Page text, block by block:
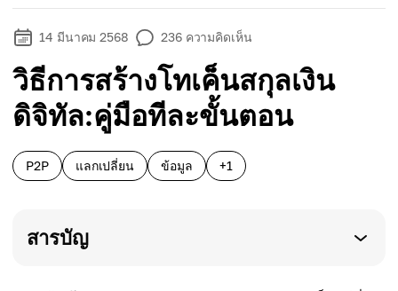
14 มีนาคม 2568 236 ความคิดเห็น
วิธีการสร้างโทเค็นสกุลเงิน
ดิจิทัล:คู่มือทีละขั้นตอน
P2P แลกเปลี่ยน ข้อมูล +1
สารบัญ